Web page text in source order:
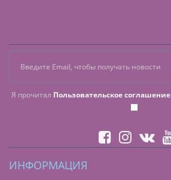
Я прочитал Пользовательское соглашение
ИНФОРМАЦИЯ